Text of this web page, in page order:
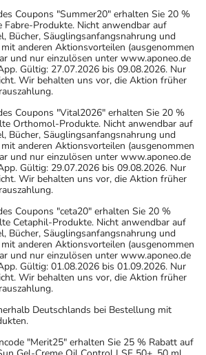
Coupons "Summer20" erhalten Sie 20 %
Fabre-Produkte. Nicht anwendbar auf
Bücher, Säuglingsanfangsnahrung und
anderen Aktionsvorteilen (ausgenommen
und nur einzulösen unter www.aponeo.de
Gültig: 27.07.2026 bis 09.08.2026. Nur
Wir behalten uns vor, die Aktion früher
Coupons "Vital2026" erhalten Sie 20 %
Orthomol-Produkte. Nicht anwendbar auf
Bücher, Säuglingsanfangsnahrung und
anderen Aktionsvorteilen (ausgenommen
und nur einzulösen unter www.aponeo.de
Gültig: 29.07.2026 bis 09.08.2026. Nur
Wir behalten uns vor, die Aktion früher
Coupons "ceta20" erhalten Sie 20 %
Cetaphil-Produkte. Nicht anwendbar auf
Bücher, Säuglingsanfangsnahrung und
anderen Aktionsvorteilen (ausgenommen
und nur einzulösen unter www.aponeo.de
Gültig: 01.08.2026 bis 01.09.2026. Nur
Wir behalten uns vor, die Aktion früher
Deutschlands bei Bestellung mit
"Merit25" erhalten Sie 25 % Rabatt auf